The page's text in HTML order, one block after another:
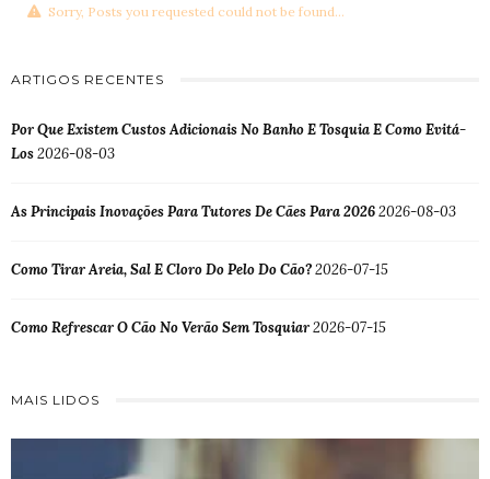
Sorry, Posts you requested could not be found...
ARTIGOS RECENTES
Por Que Existem Custos Adicionais No Banho E Tosquia E Como Evitá-
Los2026-08-03
As Principais Inovações Para Tutores De Cães Para 20262026-08-03
Como Tirar Areia, Sal E Cloro Do Pelo Do Cão?2026-07-15
Como Refrescar O Cão No Verão Sem Tosquiar2026-07-15
MAIS LIDOS